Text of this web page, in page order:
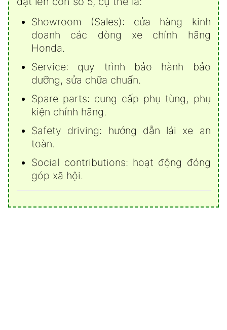
Showroom (Sales): cửa hàng kinh
doanh các dòng xe chính hãng
Honda.
Service: quy trình bảo hành bảo
dưỡng, sửa chữa chuẩn.
Spare parts: cung cấp phụ tùng, phụ
kiện chính hãng.
Safety driving: hướng dẫn lái xe an
toàn.
Social contributions: hoạt động đóng
góp xã hội.